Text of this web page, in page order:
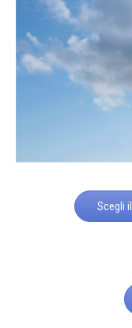
Scegli